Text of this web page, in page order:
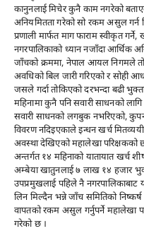
कानुनलाई मिचेर कुनै काम नगरेको
अनियमितता गरेको सो रकम असुल
प्रणाली मार्फत माग फाराम स्वीकृत
नगरपालिकाको ध्यान नजाँदा आर्थिक
जाँचको क्रममा, नेपाल आयल निगमले
अवधिको बिल जारी गरिएको र सोही
जसले गर्दा तोकिएको दरभन्दा बढी
महिनामा कुनै पनि सवारी साधनको
सवारी साधनको लगबुक नभरिएको,
विवरण नदिइएकाले इन्धन खर्च
अवस्था देखिएको महालेखा परिक्षकको
अन्तर्गत १४ महिनाको यातायात खर्च
अम्बेया खातुनलाई ७ लाख १४ हजार
उपप्रमुखलाई पहिले नै नगरपालिकाबाट
लिन मिल्दैन भन्ने जाँच समितिको
वापतको रकम असुल गर्नुपर्ने महालेखा
गरेको छ ।